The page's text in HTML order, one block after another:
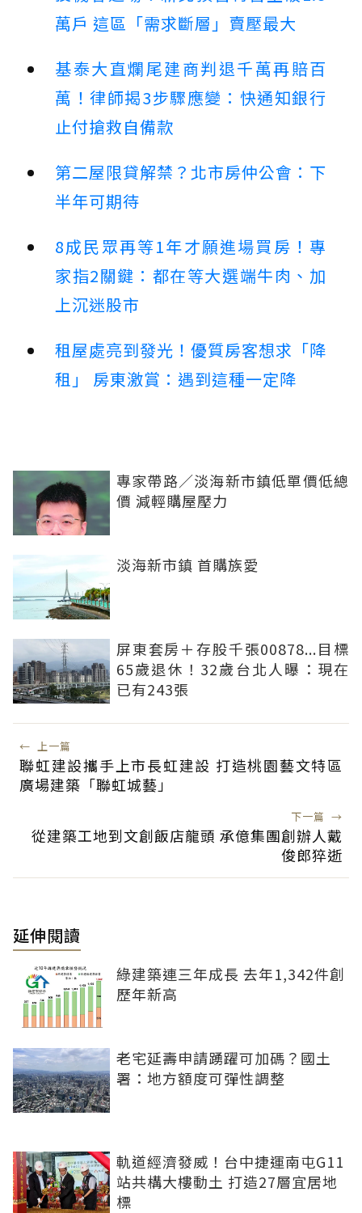
萬戶 這區「需求斷層」賣壓最大
基泰大直爛尾建商判退千萬再賠百
萬！律師揭3步驟應變：快通知銀行
止付搶救自備款
第二屋限貸解禁？北市房仲公會：下
半年可期待
8成民眾再等1年才願進場買房！專
家指2關鍵：都在等大選端牛肉、加
上沉迷股市
租屋處亮到發光！優質房客想求「降
租」 房東激賞：遇到這種一定降
專家帶路／淡海新市鎮低單價低總
價 減輕購屋壓力
淡海新市鎮 首購族愛
屏東套房＋存股千張00878...目標
65歲退休！32歲台北人曝：現在
已有243張
← 上一篇
聯虹建設攜手上市長虹建設 打造桃園藝文特區
廣場建築「聯虹城藝」
下一篇 →
從建築工地到文創飯店龍頭 承億集團創辦人戴
俊郎猝逝
延伸閱讀
綠建築連三年成長 去年1,342件創
歷年新高
老宅延壽申請踴躍可加碼？國土
署：地方額度可彈性調整
軌道經濟發威！台中捷運南屯G11
站共構大樓動土 打造27層宜居地
標